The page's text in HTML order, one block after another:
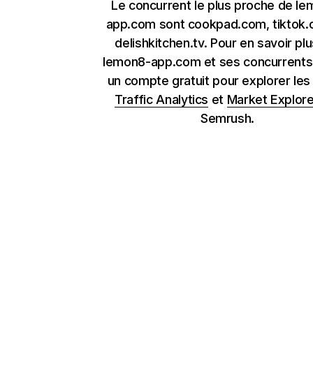
Le concurrent le plus proche de
app.com sont cookpad.com,
delishkitchen.tv. Pour en savoir
lemon8-app.com et ses
un compte gratuit pour explorer
Traffic Analytics et Market
Semrush.